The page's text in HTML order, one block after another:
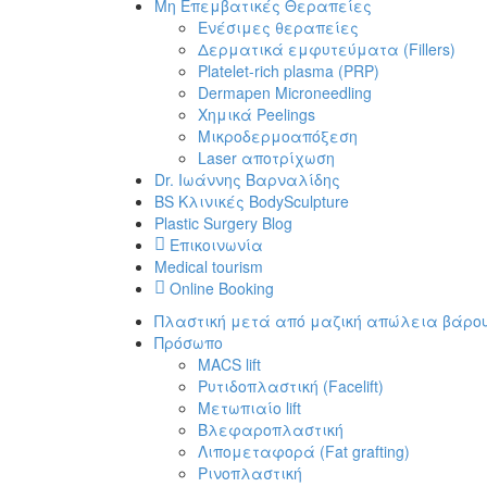
Μη Επεμβατικές Θεραπείες
Ενέσιμες θεραπείες
Δερματικά εμφυτεύματα (Fillers)
Platelet-rich plasma (PRP)
Dermapen Microneedling
Χημικά Peelings
Μικροδερμοαπόξεση
Laser αποτρίχωση
Dr. Ιωάννης Βαρναλίδης
BS Κλινικές BodySculpture
Plastic Surgery Blog
Επικοινωνία
Medical tourism
Online Booking
Πλαστική μετά από μαζική απώλεια
Πρόσωπο
MACS lift
Ρυτιδοπλαστική (Facelift)
Μετωπιαίο lift
Βλεφαροπλαστική
Λιπομεταφορά (Fat grafting)
Ρινοπλαστική